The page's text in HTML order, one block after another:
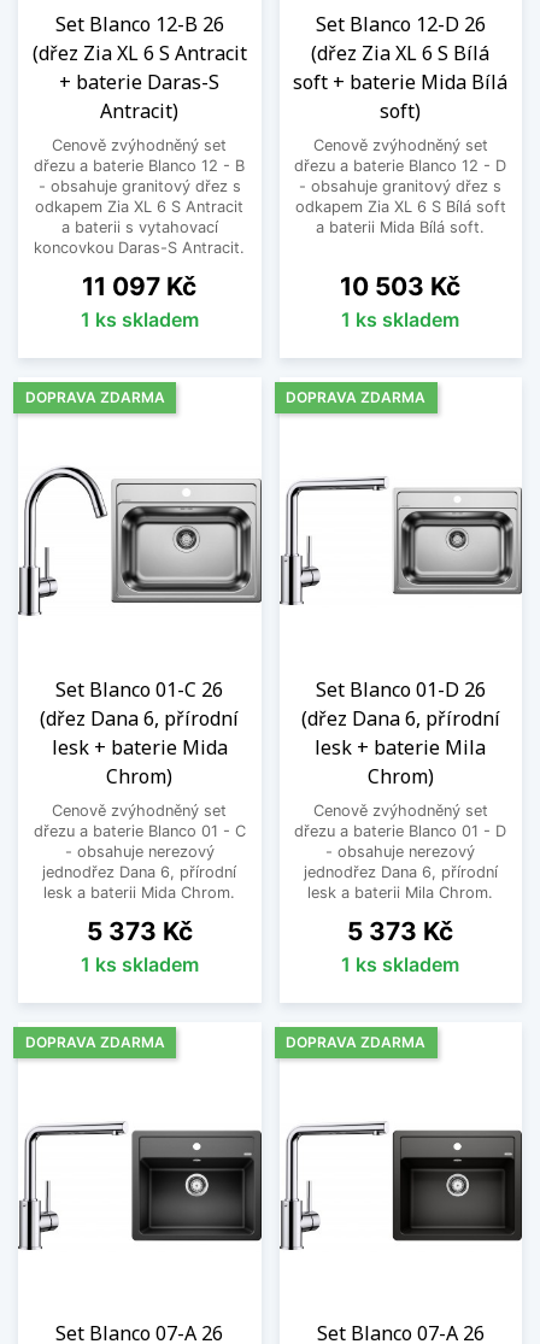
Set Blanco 12-B 26
(dřez Zia XL 6 S Antracit
+ baterie Daras-S
Antracit)
Cenově zvýhodněný set
dřezu a baterie Blanco 12 - B
- obsahuje granitový dřez s
odkapem Zia XL 6 S Antracit
a baterii s vytahovací
koncovkou Daras-S Antracit.
Cena
11 097 Kč
1 ks skladem
Set Blanco 12-D 26
(dřez Zia XL 6 S Bílá
soft + baterie Mida Bílá
soft)
Cenově zvýhodněný set
dřezu a baterie Blanco 12 - D
- obsahuje granitový dřez s
odkapem Zia XL 6 S Bílá soft
a baterii Mida Bílá soft.
Cena
10 503 Kč
1 ks skladem
Set Blanco 01-C 26
(dřez Dana 6, přírodní
lesk + baterie Mida
Chrom)
Cenově zvýhodněný set
dřezu a baterie Blanco 01 - C
- obsahuje nerezový
jednodřez Dana 6, přírodní
lesk a baterii Mida Chrom.
Cena
5 373 Kč
1 ks skladem
DOPRAVA ZDARMA
Set Blanco 01-D 26
(dřez Dana 6, přírodní
lesk + baterie Mila
Chrom)
Cenově zvýhodněný set
dřezu a baterie Blanco 01 - D
- obsahuje nerezový
jednodřez Dana 6, přírodní
lesk a baterii Mila Chrom.
Cena
5 373 Kč
1 ks skladem
DOPRAVA ZDARMA
Set Blanco 07-A 26
DOPRAVA ZDARMA
Set Blanco 07-A 26
DOPRAVA ZDARMA